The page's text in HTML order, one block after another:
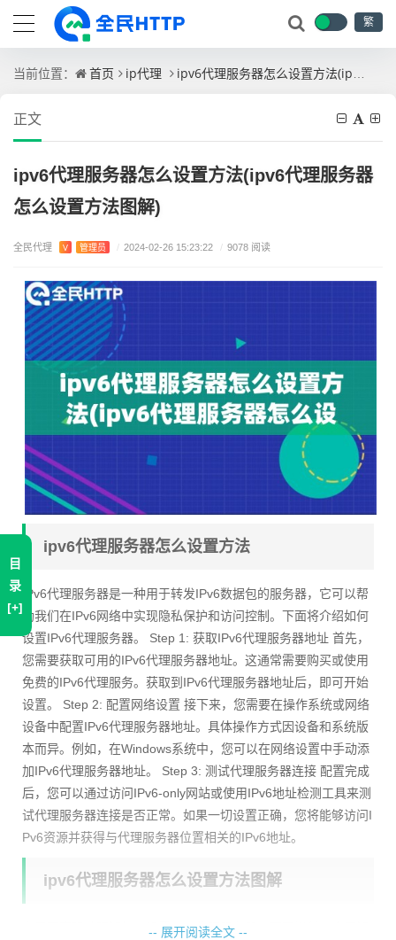
繁
当前位置： 首页 ip代理 ipv6代理服务器怎么设置方法(ipv6代理服务器怎么设置方法图解)
正文
ipv6代理服务器怎么设置方法(ipv6代理服务器
怎么设置方法图解)
全民代理 V 管理员 / 2024-02-26 15:23:22 / 9078 阅读
ipv6代理服务器怎么设置方法
IPv6代理服务器是一种用于转发IPv6数据包的服务器，它可以帮
助我们在IPv6网络中实现隐私保护和访问控制。下面将介绍如何
设置IPv6代理服务器。 Step 1: 获取IPv6代理服务器地址 首先，
您需要获取可用的IPv6代理服务器地址。这通常需要购买或使用
免费的IPv6代理服务。获取到IPv6代理服务器地址后，即可开始
设置。 Step 2: 配置网络设置 接下来，您需要在操作系统或网络
设备中配置IPv6代理服务器地址。具体操作方式因设备和系统版
本而异。例如，在Windows系统中，您可以在网络设置中手动添
加IPv6代理服务器地址。 Step 3: 测试代理服务器连接 配置完成
后，您可以通过访问IPv6-only网站或使用IPv6地址检测工具来测
试代理服务器连接是否正常。如果一切设置正确，您将能够访问I
Pv6资源并获得与代理服务器位置相关的IPv6地址。
ipv6代理服务器怎么设置方法图解
为了更直观地理解如何设置IPv6代理服务器，下面提供一个图解
-- 展开阅读全文 --
目
录
[+]